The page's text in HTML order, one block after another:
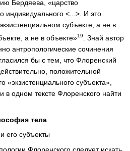
Бердяева, «царство
индивидуального <...>. И это
субъекте, а не в
а не в объекте»19
. Знай автор
антропологические сочинения
бы с тем, что Флоренский
положительной
«экзистенциального субъекта»,
в одном тексте Флоренского найти
тела
его субъекты